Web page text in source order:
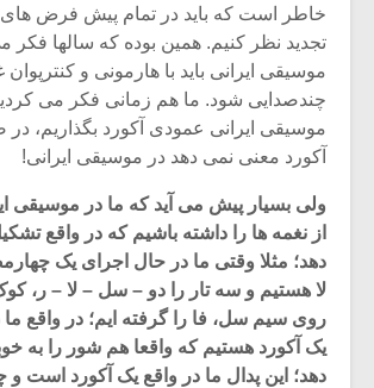
خاطر است که باید در تمام پیش فرض
تجدید نظر کنیم. همین بوده که سالها فکر
موسیقی ایرانی باید با هارمونی و کنترپوان
چندصدایی شود. ما هم زمانی فکر می
موسیقی ایرانی عمودی آکورد بگذاریم،
آکورد معنی نمی دهد در موسیقی ایرانی!
ولی بسیار پیش می آید که ما در موسیقی
از نغمه ها را داشته باشیم که در واقع
دهد؛ مثلا وقتی ما در حال اجرای یک
لا هستیم و سه تار را دو – سل – لا – ر،
روی سیم سل، فا را گرفته ایم؛ در واقع
یک آکورد هستیم که واقعا هم شور را به
دهد؛ این پدال ما در واقع یک آکورد است